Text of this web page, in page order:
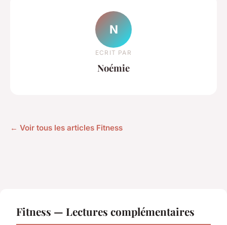
N
ECRIT PAR
Noémie
← Voir tous les articles Fitness
Fitness — Lectures complémentaires